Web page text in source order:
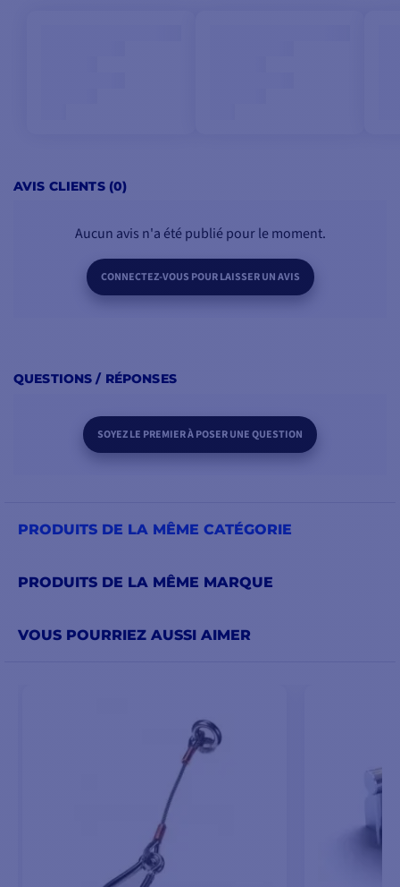
AVIS CLIENTS (0)
Aucun avis n'a été publié pour le moment.
CONNECTEZ-VOUS POUR LAISSER UN AVIS
QUESTIONS / RÉPONSES
SOYEZ LE PREMIER À POSER UNE QUESTION
PRODUITS DE LA MÊME CATÉGORIE
PRODUITS DE LA MÊME MARQUE
VOUS POURRIEZ AUSSI AIMER